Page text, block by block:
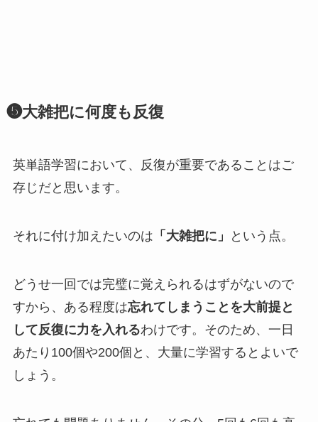
❺大雑把に何度も反復
英単語学習において、反復が重要であることはご
存じだと思います。
それに付け加えたいのは 「大雑把に」 という点。
どうせ一回では完璧に覚えられるはずがないので
すから、ある程度は忘れてしまうことを大前提と
して反復に力を入れるわけです。 そのため、一日
あたり100個や200個と、大量に学習するとよいで
しょう。